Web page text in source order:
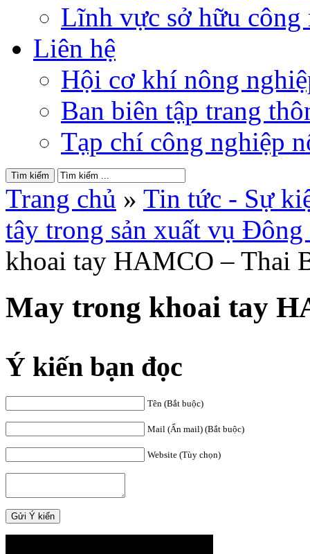
Lĩnh vực sở hữu công
Liên hệ
Hội cơ khí nông
Ban biên tập trang
Tạp chí công nghiệp
Trang chủ » Tin tức - Sự
tây trong sản xuất vụ
khoai tay HAMCO – Thai
May trong khoai tay
Ý kiến bạn đọc
Tên (Bắt buộc)
Mail (Ẩn mail) (Bắt buộc)
Website (Tùy chọn)